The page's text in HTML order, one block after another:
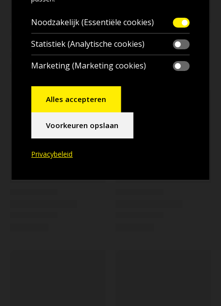
Noodzakelijk (Essentiële cookies)
Statistiek (Analytische cookies)
Marketing (Marketing cookies)
Alles accepteren
Voorkeuren opslaan
Privacybeleid